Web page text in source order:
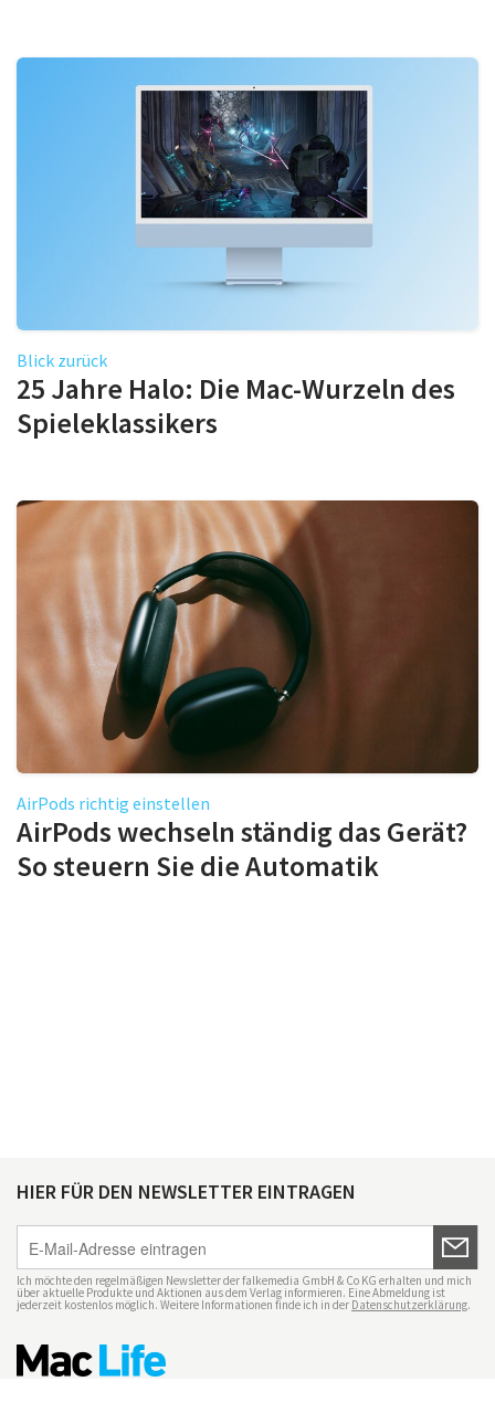
Blick zurück
25 Jahre Halo: Die Mac-Wurzeln des
Spieleklassikers
AirPods richtig einstellen
AirPods wechseln ständig das Gerät?
So steuern Sie die Automatik
HIER FÜR DEN NEWSLETTER EINTRAGEN
Ich möchte den regelmäßigen Newsletter der falkemedia GmbH & Co KG erhalten und mich
über aktuelle Produkte und Aktionen aus dem Verlag informieren. Eine Abmeldung ist
jederzeit kostenlos möglich. Weitere Informationen finde ich in der Datenschutzerklärung.